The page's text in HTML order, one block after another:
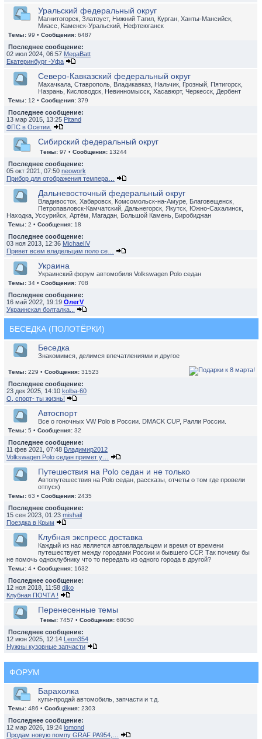
Уральский федеральный округ
Магнитогорск, Златоуст, Нижний Тагил, Курган, Ханты-Мансийск,
Миасс, Каменск-Уральский, Нефтеюганск
Темы: 99 • Сообщения: 6487
Последнее сообщение:
02 июл 2024, 06:57 MegaBatt
Екатеринбург -Уфа
Северо-Кавказский федеральный округ
Махачкала, Ставрополь, Владикавказ, Нальчик, Грозный, Пятигорск,
Назрань, Кисловодск, Невинномысск, Хасавюрт, Черкесск, Дербент
Темы: 12 • Сообщения: 379
Последнее сообщение:
13 мар 2015, 13:25 Pitand
ФПС в Осетии.
Сибирский федеральный округ
Темы: 97 • Сообщения: 13244
Последнее сообщение:
05 окт 2021, 07:50 neowork
Прибор для отображения темпера…
Дальневосточный федеральный округ
Владивосток, Хабаровск, Комсомольск-на-Амуре, Благовещенск,
Петропавловск-Камчатский, Дальнегорск, Якутск, Южно-Сахалинск,
Находка, Уссурийск, Артём, Магадан, Большой Камень, Биробиджан
Темы: 2 • Сообщения: 18
Последнее сообщение:
03 ноя 2013, 12:36 MichaelIV
Привет всем владельцам поло се…
Украина
Украинский форум автомобиля Volkswagen Polo седан
Темы: 34 • Сообщения: 708
Последнее сообщение:
16 май 2022, 19:19 ОлегV
Украинская болталка...
БЕСЕДКА (ПОЛОТЁРКИ)
Беседка
Знакомимся, делимся впечатлениями и другое
Темы: 229 • Сообщения: 31523
Последнее сообщение:
23 дек 2025, 14:10 kolba-60
О, спорт- ты жизнь!
Автоспорт
Все о гоночных VW Polo в России. DMACK CUP, Ралли России.
Темы: 5 • Сообщения: 32
Последнее сообщение:
11 фев 2021, 07:48 Владимир2012
Volkswagen Polo седан примет у…
Путешествия на Polo седан и не только
Автопутешествия на Polo седан, рассказы, отчеты о том где провели
отпуск)
Темы: 63 • Сообщения: 2435
Последнее сообщение:
15 сен 2023, 01:23 mishail
Поездка в Крым
Клубная экспресс доставка
Каждый из нас является автовладельцем и время от времени
путешествует между городами России и бывшего ССР. Так почему бы
не помочь одноклубнику что то передать из одного города в другой?
Темы: 4 • Сообщения: 1632
Последнее сообщение:
12 ноя 2018, 11:58 diko
Клубная ПОЧТА !
Перенесенные темы
Темы: 7457 • Сообщения: 68050
Последнее сообщение:
12 июн 2025, 12:14 Leon354
Нужны кузовные запчасти
ФОРУМ
Барахолка
купи-продай автомобиль, запчасти и т.д.
Темы: 486 • Сообщения: 2303
Последнее сообщение:
12 мар 2026, 19:24 lomond
Продам новую помпу GRAF PA954,…